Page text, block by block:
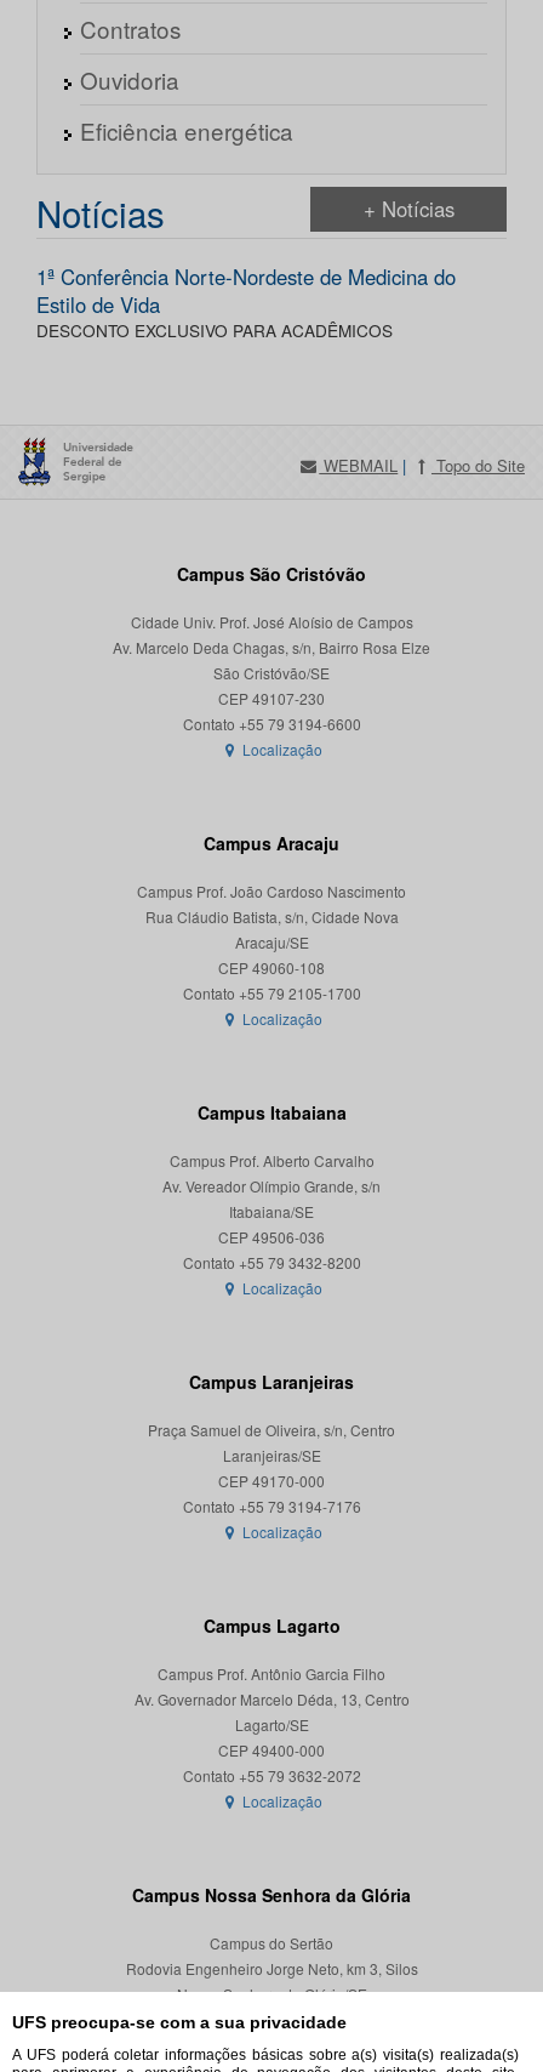
UFS preocupa-se com a sua privacidade
A UFS poderá coletar informações básicas sobre a(s) visita(s) realizada(s)
Contratos
Ouvidoria
Eficiência energética
Notícias + Notícias
1ª Conferência Norte-Nordeste de Medicina do
Estilo de Vida
DESCONTO EXCLUSIVO PARA ACADÊMICOS
WEBMAIL | Topo do Site
Campus São Cristóvão
Cidade Univ. Prof. José Aloísio de Campos
Av. Marcelo Deda Chagas, s/n, Bairro Rosa Elze
São Cristóvão/SE
CEP 49107-230
Localização
Campus Aracaju
Campus Prof. João Cardoso Nascimento
Rua Cláudio Batista, s/n, Cidade Nova
Aracaju/SE
CEP 49060-108
Localização
Campus Itabaiana
Campus Prof. Alberto Carvalho
Av. Vereador Olímpio Grande, s/n
Itabaiana/SE
CEP 49506-036
Localização
Campus Laranjeiras
Praça Samuel de Oliveira, s/n, Centro
Laranjeiras/SE
CEP 49170-000
Localização
Campus Lagarto
Campus Prof. Antônio Garcia Filho
Av. Governador Marcelo Déda, 13, Centro
Lagarto/SE
CEP 49400-000
Localização
Campus Nossa Senhora da Glória
Campus do Sertão
Rodovia Engenheiro Jorge Neto, km 3, Silos
Nossa Senhora da Glória/SE
CEP 49680-000